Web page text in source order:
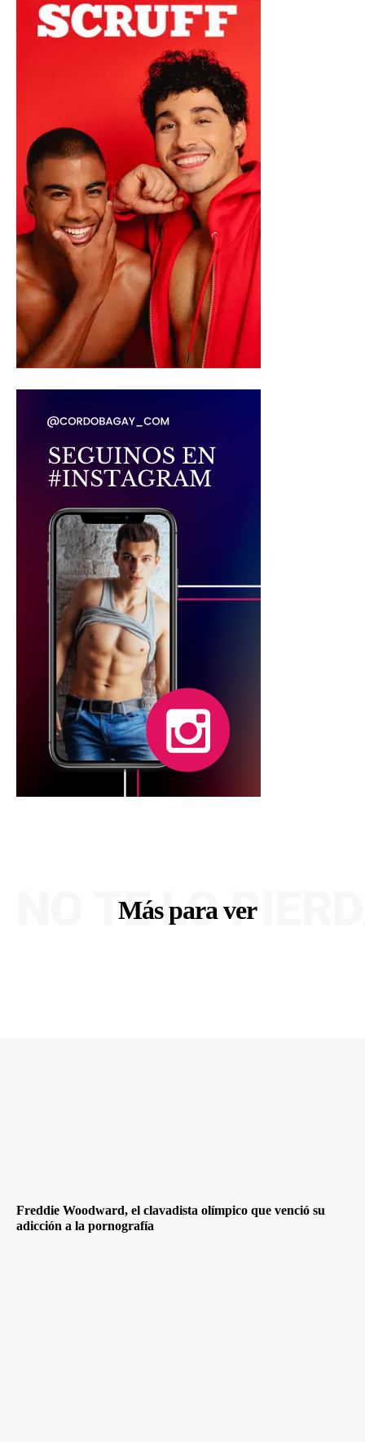
Más para ver
NO TE LO
Freddie Woodward, el clavadista olímpico que venció su
adicción a la pornografía